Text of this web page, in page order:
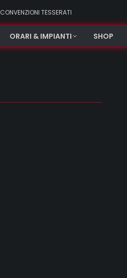
CONVENZIONI TESSERATI
ORARI & IMPIANTI SHOP